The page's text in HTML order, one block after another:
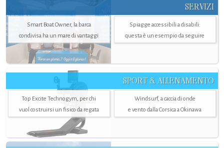
SERVIZI
Smart Boat Owner, la barca
condivisa ha un mare di vantaggi
Spiagge accessibili a disabili:
questa è un esempio da seguire
SPORT & ALLENAMENTO
Top Excite Technogym, per chi
vuol costruirsi un fisico da regata
Windsurf, a caccia di onde
e vento dalla Corsica a Okinawa